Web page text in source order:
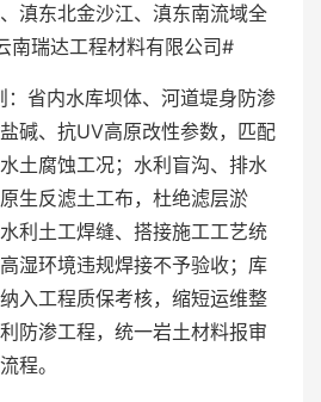
滇东北金沙江、滇东南流域全
南瑞达工程材料有限公司#
：省内水库坝体、河道堤身防渗
碱、抗UV高原改性参数，匹配
土腐蚀工况；水利盲沟、排水
生反滤土工布，杜绝滤层淤
利土工焊缝、搭接施工工艺统
湿环境违规焊接不予验收；库
入工程质保考核，缩短运维整
防渗工程，统一岩土材料报审
程。